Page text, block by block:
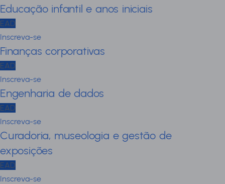
Educação infantil e anos iniciais
EAD
Inscreva-se
Finanças corporativas
EAD
Inscreva-se
Engenharia de dados
EAD
Inscreva-se
Curadoria, museologia e gestão de
exposições
EAD
Inscreva-se